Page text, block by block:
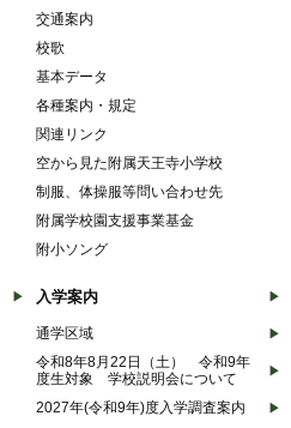
交通案内
校歌
基本データ
各種案内・規定
関連リンク
空から見た附属天王寺小学校
制服、体操服等問い合わせ先
附属学校園支援事業基金
附小ソング
入学案内
通学区域
令和8年8月22日（土） 令和9年
度生対象 学校説明会について
2027年(令和9年)度入学調査案内